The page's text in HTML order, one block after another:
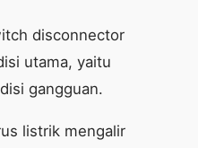
disconnector
utama, yaitu
gangguan.
listrik mengalir